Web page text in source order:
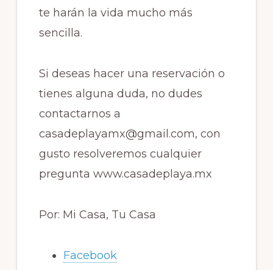
te harán la vida mucho más
sencilla.
Si deseas hacer una reservación o
tienes alguna duda, no dudes
contactarnos a
casadeplayamx@gmail.com, con
gusto resolveremos cualquier
pregunta www.casadeplaya.mx
Por: Mi Casa, Tu Casa
Facebook